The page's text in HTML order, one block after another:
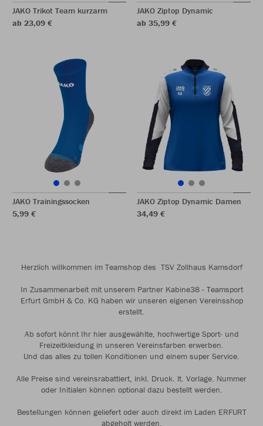
JAKO Trikot Team kurzarm
ab 23,09 €
JAKO Ziptop Dynamic
ab 35,99 €
JAKO Trainingssocken
5,99 €
JAKO Ziptop Dynamic Damen
34,49 €
Herzlich willkommen im Teamshop des TSV Zollhaus Kamsdorf
In Zusammenarbeit mit unserem Partner Kabine38 - Teamsport
Erfurt GmbH & Co. KG haben wir unseren eigenen Vereinsshop
erstellt.
Ab sofort könnt Ihr hier ausgewählte, hochwertige Sport- und
Freizeitkleidung in unseren Vereinsfarben erwerben.
Und das alles zu tollen Konditionen und einem super Service.
Alle Preise sind vereinsrabattiert, inkl. Druck. lt. Vorlage. Nummer
oder Initialen können optional dazu bestellt werden.
Bestellungen können geliefert oder auch direkt im Laden ERFURT
abgeholt werden.